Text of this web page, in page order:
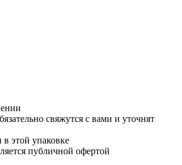
свяжутся с вами и уточнят
этой упаковке
публичной офертой